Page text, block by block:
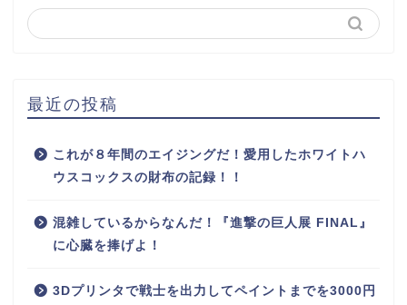
最近の投稿
これが８年間のエイジングだ！愛用したホワイトハ
ウスコックスの財布の記録！！
混雑しているからなんだ！『進撃の巨人展 FINAL』
に心臓を捧げよ！
3Dプリンタで戦士を出力してペイントまでを3000円